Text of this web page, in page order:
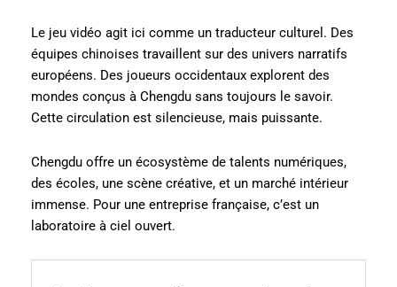
Le jeu vidéo agit ici comme un traducteur culturel. Des
équipes chinoises travaillent sur des univers narratifs
européens. Des joueurs occidentaux explorent des
mondes conçus à Chengdu sans toujours le savoir.
Cette circulation est silencieuse, mais puissante.
Chengdu offre un écosystème de talents numériques,
des écoles, une scène créative, et un marché intérieur
immense. Pour une entreprise française, c’est un
laboratoire à ciel ouvert.